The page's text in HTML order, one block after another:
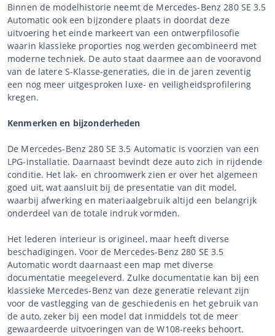
Binnen de modelhistorie neemt de Mercedes-Benz 280 SE 3.5
Automatic ook een bijzondere plaats in doordat deze
uitvoering het einde markeert van een ontwerpfilosofie
waarin klassieke proporties nog werden gecombineerd met
moderne techniek. De auto staat daarmee aan de vooravond
van de latere S-Klasse-generaties, die in de jaren zeventig
een nog meer uitgesproken luxe- en veiligheidsprofilering
kregen.
Kenmerken en bijzonderheden
De Mercedes-Benz 280 SE 3.5 Automatic is voorzien van een
LPG-installatie. Daarnaast bevindt deze auto zich in rijdende
conditie. Het lak- en chroomwerk zien er over het algemeen
goed uit, wat aansluit bij de presentatie van dit model,
waarbij afwerking en materiaalgebruik altijd een belangrijk
onderdeel van de totale indruk vormden.
Het lederen interieur is origineel, maar heeft diverse
beschadigingen. Voor de Mercedes-Benz 280 SE 3.5
Automatic wordt daarnaast een map met diverse
documentatie meegeleverd. Zulke documentatie kan bij een
klassieke Mercedes-Benz van deze generatie relevant zijn
voor de vastlegging van de geschiedenis en het gebruik van
de auto, zeker bij een model dat inmiddels tot de meer
gewaardeerde uitvoeringen van de W108-reeks behoort.